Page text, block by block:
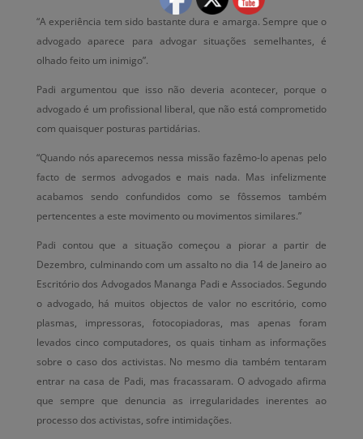
“A experiência tem sido bastante dura e amarga. Sempre que o
advogado aparece para advogar situações semelhantes, é
olhado feito um inimigo”.
Padi argumentou que isso não deveria acontecer, porque o
advogado é um profissional liberal, que não está comprometido
com quaisquer posturas partidárias.
“Quando nós aparecemos nessa missão fazêmo-lo apenas pelo
facto de sermos advogados e mais nada. Mas infelizmente
acabamos sendo confundidos como se fôssemos também
pertencentes a este movimento ou movimentos similares.”
Padi contou que a situação começou a piorar a partir de
Dezembro, culminando com um assalto no dia 14 de Janeiro ao
Escritório dos Advogados Mananga Padi e Associados. Segundo
o advogado, há muitos objectos de valor no escritório, como
plasmas, impressoras, fotocopiadoras, mas apenas foram
levados cinco computadores, os quais tinham as informações
sobre o caso dos activistas. No mesmo dia também tentaram
entrar na casa de Padi, mas fracassaram. O advogado afirma
que sempre que denuncia as irregularidades inerentes ao
processo dos activistas, sofre intimidações.